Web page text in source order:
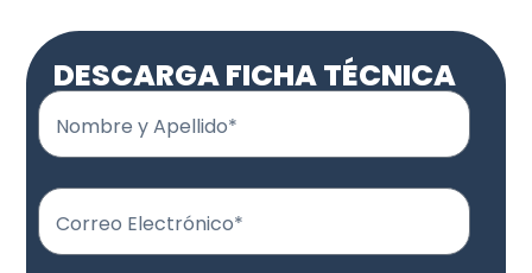
DESCARGA FICHA TÉCNICA
Nombre y Apellido*
Correo Electrónico*